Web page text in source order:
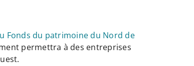
Fonds du patrimoine du Nord de
permettra à des entreprises